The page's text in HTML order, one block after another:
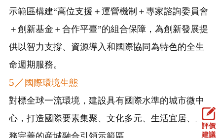
示範區構建“高位支援＋運營機制＋專家諮詢委員會
＋創新基金＋合作平臺”的組合保障，為創新發展提
供以智力支撐、資源導入和國際協同為特色的全生
命週期服務。
5／ 國際環境生態
對標全球一流環境，建設具有國際水準的城市微中
心，打造國際要素集聚、文化多元、生活宜居、服
評價
建議